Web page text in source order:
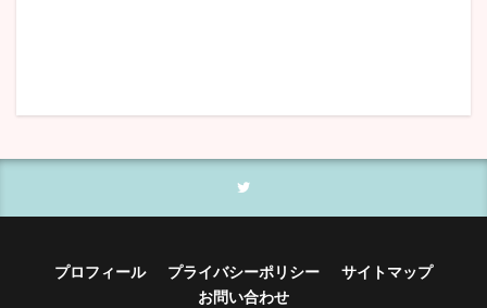
プロフィール プライバシーポリシー
サイトマップ
お問い合わせ